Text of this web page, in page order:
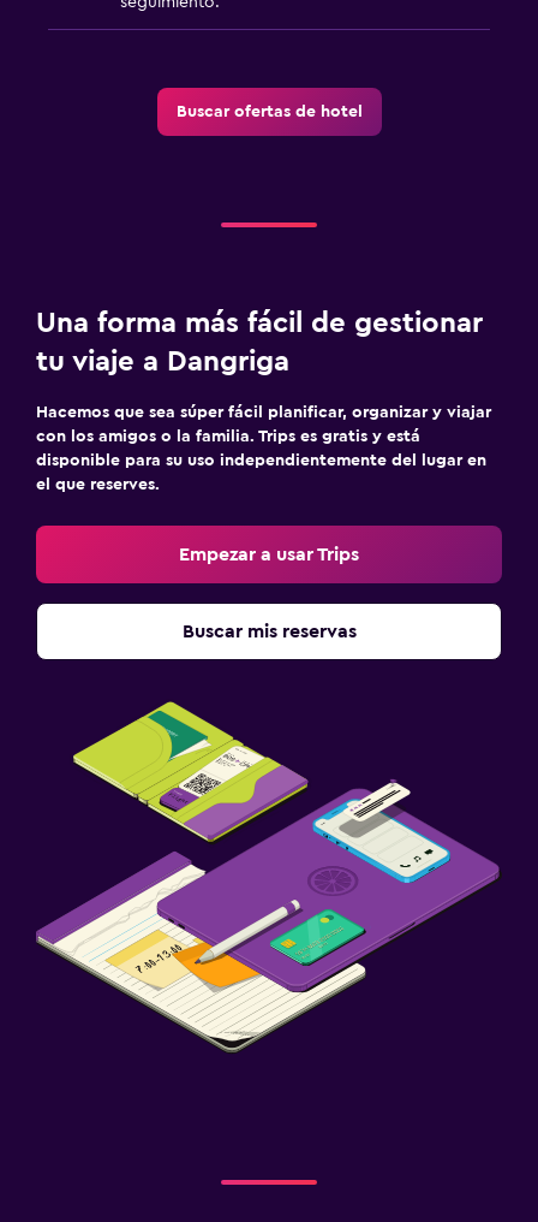
Buscar ofertas de hotel
Una forma más fácil de gestionar
tu viaje a Dangriga
Hacemos que sea súper fácil planificar, organizar y viajar
con los amigos o la familia. Trips es gratis y está
disponible para su uso independientemente del lugar en
el que reserves.
Empezar a usar Trips
Buscar mis reservas